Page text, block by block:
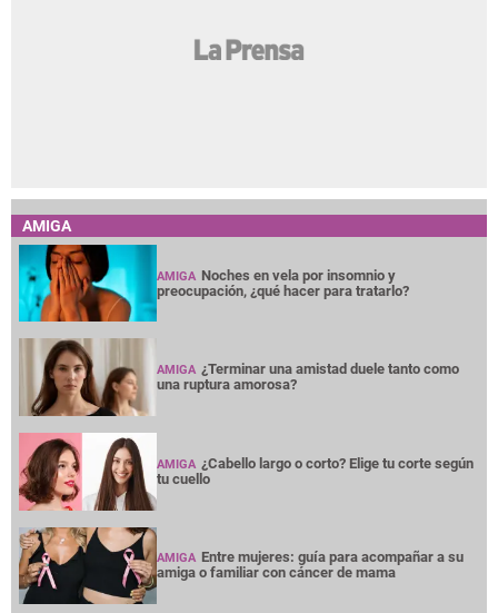
AMIGA
AMIGA Noches en vela por insomnio y
preocupación, ¿qué hacer para tratarlo?
AMIGA ¿Terminar una amistad duele tanto como
una ruptura amorosa?
AMIGA ¿Cabello largo o corto? Elige tu corte según
tu cuello
AMIGA Entre mujeres: guía para acompañar a su
amiga o familiar con cáncer de mama